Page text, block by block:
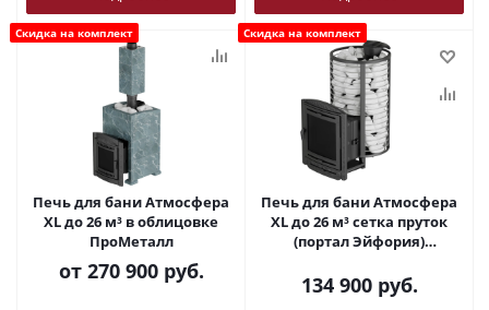
Скидка на комплект
Печь для бани Атмосфера
XL до 26 м³ в облицовке
ПроМеталл
от 270 900 руб.
Скидка на комплект
Печь для бани Атмосфера
XL до 26 м³ сетка пруток
(портал Эйфория)
134 900руб.